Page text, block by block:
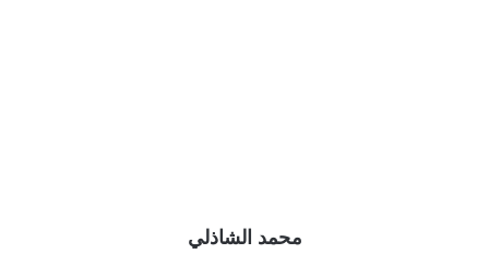
محمد الشاذلي